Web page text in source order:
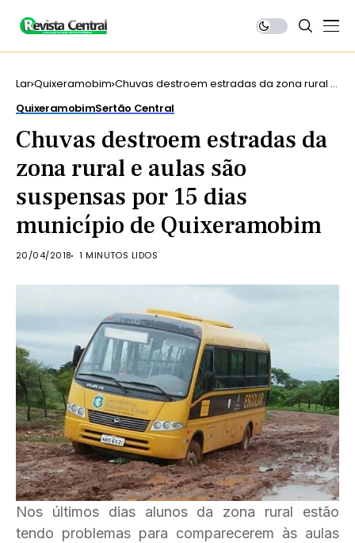
Lar Quixeramobim Chuvas destroem estradas da zona rural e
de Quixeramobim
QuixeramobimSertão Central
Chuvas destroem estradas da
zona rural e aulas são
suspensas por 15 dias
município de Quixeramobim
20/04/2018 1 MINUTOS LIDOS
Nos últimos dias alunos da zona rural estão
tendo problemas para comparecerem às aulas